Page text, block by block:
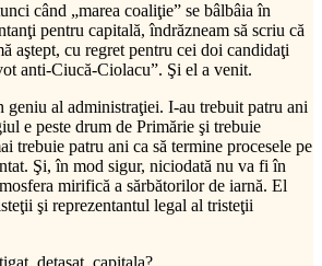
când „marea coaliţie” se bâlbâia în
pentru capitală, îndrăzneam să scriu că
aştept, cu regret pentru cei doi candidaţi
anti-Ciucă-Ciolacu”. Şi el a venit.
geniu al administraţiei. I-au trebuit patru ani
e peste drum de Primărie şi trebuie
trebuie patru ani ca să termine procesele pe
Şi, în mod sigur, niciodată nu va fi în
mirifică a sărbătorilor de iarnă. El
şi reprezentantul legal al tristeţii